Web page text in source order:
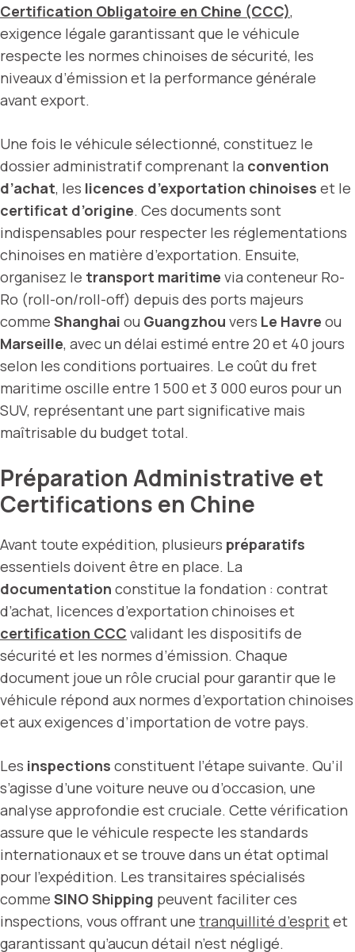
Certification Obligatoire en Chine (CCC),
exigence légale garantissant que le véhicule
respecte les normes chinoises de sécurité, les
niveaux d’émission et la performance générale
avant export.
Une fois le véhicule sélectionné, constituez le
dossier administratif comprenant la convention
d’achat, les licences d’exportation chinoises et le
certificat d’origine. Ces documents sont
indispensables pour respecter les réglementations
chinoises en matière d’exportation. Ensuite,
organisez le transport maritime via conteneur Ro-
Ro (roll-on/roll-off) depuis des ports majeurs
comme Shanghai ou Guangzhou vers Le Havre ou
Marseille, avec un délai estimé entre 20 et 40 jours
selon les conditions portuaires. Le coût du fret
maritime oscille entre 1 500 et 3 000 euros pour un
SUV, représentant une part significative mais
maîtrisable du budget total.
Préparation Administrative et
Certifications en Chine
Avant toute expédition, plusieurs préparatifs
essentiels doivent être en place. La
documentation constitue la fondation : contrat
d’achat, licences d’exportation chinoises et
certification CCC validant les dispositifs de
sécurité et les normes d’émission. Chaque
document joue un rôle crucial pour garantir que le
véhicule répond aux normes d’exportation chinoises
et aux exigences d’importation de votre pays.
Les inspections constituent l’étape suivante. Qu’il
s’agisse d’une voiture neuve ou d’occasion, une
analyse approfondie est cruciale. Cette vérification
assure que le véhicule respecte les standards
internationaux et se trouve dans un état optimal
pour l’expédition. Les transitaires spécialisés
comme SINO Shipping peuvent faciliter ces
inspections, vous offrant une tranquillité d’espritet
garantissant qu’aucun détail n’est négligé.